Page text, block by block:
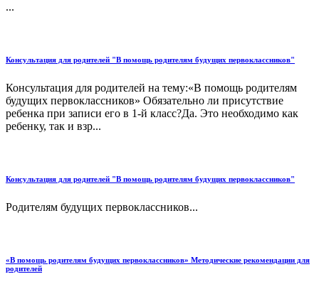
...
Консультация для родителей "В помощь родителям будущих первоклассников"
Консультация для родителей на тему:«В помощь родителям
будущих первоклассников» Обязательно ли присутствие
ребенка при записи его в 1-й класс?Да. Это необходимо как
ребенку, так и взр...
Консультация для родителей "В помощь родителям будущих первоклассников"
Родителям будущих первоклассников...
«В помощь родителям будущих первоклассников» Методические рекомендации для
родителей